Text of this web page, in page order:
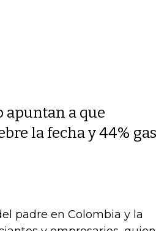
apuntan a que
la fecha y 44%
padre en Colombia y la